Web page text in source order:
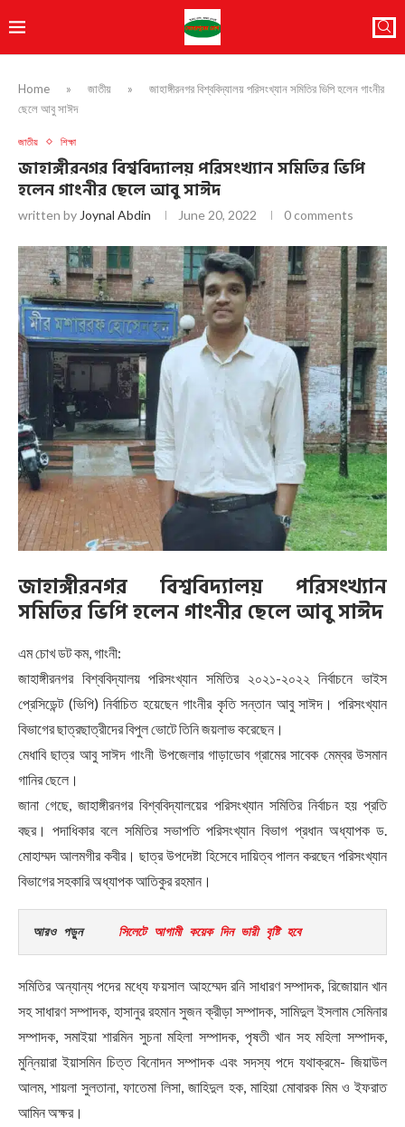
Home » জাতীয় »
জাহাঙ্গীরনগর বিশ্ববিদ্যালয় পরিসংখ্যান সমিতির ভি‌পি হলেন গাংনীর
ছেলে আবু সাঈদ
জাতীয় শিক্ষা
জাহাঙ্গীরনগর বিশ্ববিদ্যালয় পরিসংখ্যান সমিতির ভি‌পি
হলেন গাংনীর ছেলে আবু সাঈদ
written by Joynal Abdin June 20, 2022 0 comments
জাহাঙ্গীরনগর বিশ্ববিদ্যালয় পরিসংখ্যান
সমিতির ভিপি হলেন গাংনীর ছেলে আবু সাঈদ
এম চোখ ডট কম, গাংনী:
জাহাঙ্গীরনগর বিশ্ববিদ্যালয় পরিসংখ্যান সমিতির ২০২১-২০২২ নির্বাচনে ভাইস
প্রেসিডেন্ট (ভিপি) নির্বাচিত হয়েছেন গাংনীর কৃতি সন্তান আবু সাঈদ। পরিসংখ্যান
বিভাগের ছাত্রছাত্রীদের বিপুল ভোটে তিনি জয়লাভ করেছেন।
মেধাবি ছাত্র আবু সাঈদ গাংনী উপজেলার গাড়াডোব গ্রামের সাবেক মেম্বর উসমান
গানির ছেলে।
জানা গেছে, জাহাঙ্গীরনগর বিশ্ববিদ্যালয়ের পরিসংখ্যান সমিতির নির্বাচন হয় প্রতি
বছর। পদাধিকার বলে সমিতির সভাপতি পরিসংখ্যান বিভাগ প্রধান অধ্যাপক ড.
মোহাম্মদ আলমগীর কবীর। ছাত্র উপদেষ্টা হিসেবে দায়িত্ব পালন করছেন পরিসংখ্যান
বিভাগের সহকারি অধ্যাপক আতিকুর রহমান।
আরও পড়ুন সিলেটে আগামী কয়েক দিন ভারী বৃষ্টি হবে
সমিতির অন্যান্য পদের মধ্যে ফয়সাল আহম্মেদ রনি সাধারণ সম্পাদক, রিজোয়ান খান
সহ সাধারণ সম্পাদক, হাসানুর রহমান সুজন ক্রীড়া সম্পাদক, সামিদুল ইসলাম সেমিনার
সম্পাদক, সমাইয়া শারমিন সুচনা মহিলা সম্পাদক, পৃষতী খান সহ মহিলা সম্পাদক,
মুন্নিয়ারা ইয়াসমিন চিত্ত বিনোদন সম্পাদক এবং সদস্য পদে যথাক্রমে- জিয়াউল
আলম, শায়লা সুলতানা, ফাতেমা লিসা, জাহিদুল হক, মাহিয়া মোবারক মিম ও ইফরাত
আমিন অক্ষর।